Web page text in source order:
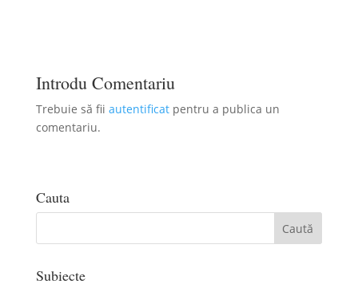
Introdu Comentariu
Trebuie să fii autentificatpentru a publica un
comentariu.
Cauta
Subiecte